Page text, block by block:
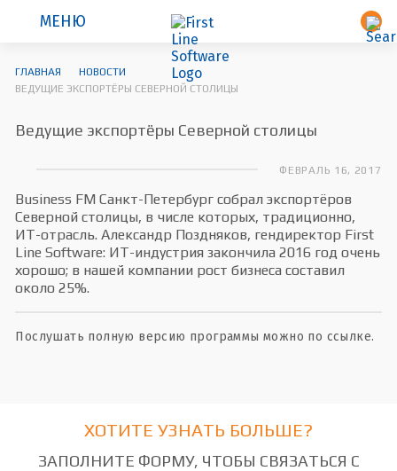
МЕНЮ
ГЛАВНАЯ
НОВОСТИ
ВЕДУЩИЕ ЭКСПОРТЁРЫ СЕВЕРНОЙ СТОЛИЦЫ
Ведущие экспортёры Северной столицы
ФЕВРАЛЬ 16, 2017
Business FM Санкт-Петербург собрал экспортёров
Северной столицы, в числе которых, традиционно,
ИТ-отрасль. Александр Поздняков, гендиректор First
Line Software: ИТ-индустрия закончила 2016 год очень
хорошо; в нашей компании рост бизнеса составил
около 25%.
Послушать полную версию программы можно по ссылке.
ХОТИТЕ УЗНАТЬ БОЛЬШЕ?
ЗАПОЛНИТЕ ФОРМУ, ЧТОБЫ СВЯЗАТЬСЯ С